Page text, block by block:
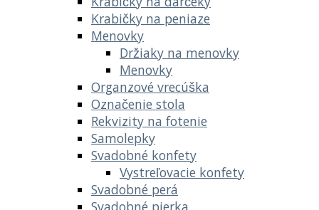
Krabičky na peniaze
Menovky
Držiaky na menovky
Menovky
Organzové vrecúška
Označenie stola
Rekvizity na fotenie
Samolepky
Svadobné konfety
Vystreľovacie konfety
Svadobné perá
Svadobné pierka